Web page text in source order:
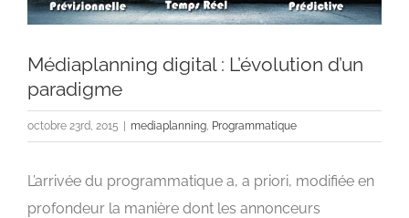
Médiaplanning digital : L’évolution d’un
paradigme
octobre 23rd, 2015 mediaplanning, Programmatique
L’arrivée du programmatique a, a priori, modifiée en
profondeur la manière dont les annonceurs